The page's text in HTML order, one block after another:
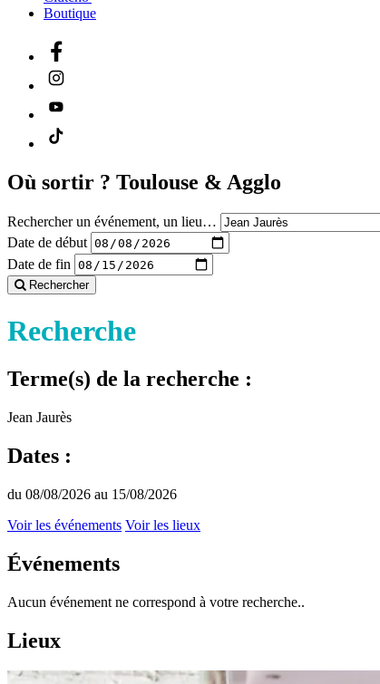
Boutique
Où sortir ? Toulouse & Agglo
Rechercher un événement, un lieu…
Date de début
Date de fin
Rechercher
Recherche
Terme(s) de la recherche :
Jean Jaurès
Dates :
du 08/08/2026 au 15/08/2026
Voir les événements Voir les lieux
Événements
Aucun événement ne correspond à votre recherche..
Lieux